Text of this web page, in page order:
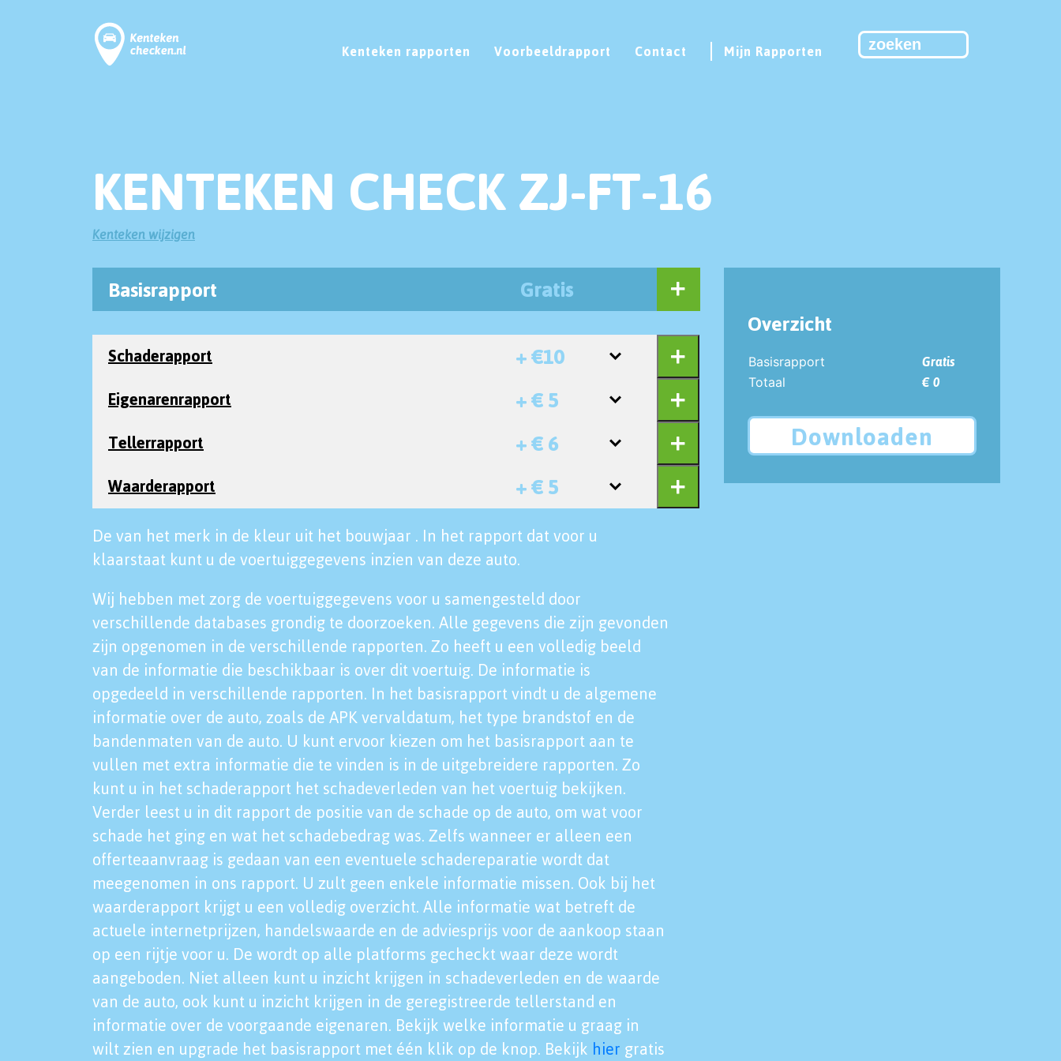
Kenteken rapporten Voorbeeldrapport Contact Mijn Rapporten
KENTEKEN CHECK ZJ-FT-16
Kenteken wijzigen
Basisrapport Gratis
Schaderapport + €10
Eigenarenrapport + € 5
Tellerrapport + € 6
Waarderapport + € 5
De van het merk in de kleur uit het bouwjaar . In het rapport dat voor u
klaarstaat kunt u de voertuiggegevens inzien van deze auto.
Wij hebben met zorg de voertuiggegevens voor u samengesteld door
verschillende databases grondig te doorzoeken. Alle gegevens die zijn gevonden
zijn opgenomen in de verschillende rapporten. Zo heeft u een volledig beeld
van de informatie die beschikbaar is over dit voertuig. De informatie is
opgedeeld in verschillende rapporten. In het basisrapport vindt u de algemene
informatie over de auto, zoals de APK vervaldatum, het type brandstof en de
bandenmaten van de auto. U kunt ervoor kiezen om het basisrapport aan te
vullen met extra informatie die te vinden is in de uitgebreidere rapporten. Zo
kunt u in het schaderapport het schadeverleden van het voertuig bekijken.
Verder leest u in dit rapport de positie van de schade op de auto, om wat voor
schade het ging en wat het schadebedrag was. Zelfs wanneer er alleen een
offerteaanvraag is gedaan van een eventuele schadereparatie wordt dat
meegenomen in ons rapport. U zult geen enkele informatie missen. Ook bij het
waarderapport krijgt u een volledig overzicht. Alle informatie wat betreft de
actuele internetprijzen, handelswaarde en de adviesprijs voor de aankoop staan
op een rijtje voor u. De wordt op alle platforms gecheckt waar deze wordt
aangeboden. Niet alleen kunt u inzicht krijgen in schadeverleden en de waarde
van de auto, ook kunt u inzicht krijgen in de geregistreerde tellerstand en
informatie over de voorgaande eigenaren. Bekijk welke informatie u graag in
wilt zien en upgrade het basisrapport met één klik op de knop. Bekijk hier gratis
Overzicht
Basisrapport
Gratis
Totaal
€ 0
Downloaden